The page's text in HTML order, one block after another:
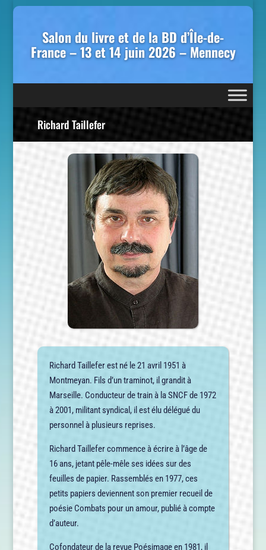
Salon du livre et de la BD d’Île-de-
France – 13 et 14 juin 2026 – Mennecy
Richard Taillefer
Richard Taillefer est né le 21 avril 1951 à
Montmeyan. Fils d’un traminot, il grandit à
Marseille. Conducteur de train à la SNCF de 1972
à 2001, militant syndical, il est élu délégué du
personnel à plusieurs reprises.
Richard Taillefer commence à écrire à l’âge de
16 ans, jetant pêle-mêle ses idées sur des
feuilles de papier. Rassemblés en 1977, ces
petits papiers deviennent son premier recueil de
poésie Combats pour un amour, publié à compte
d’auteur.
Cofondateur de la revue Poésimage en 1981, il